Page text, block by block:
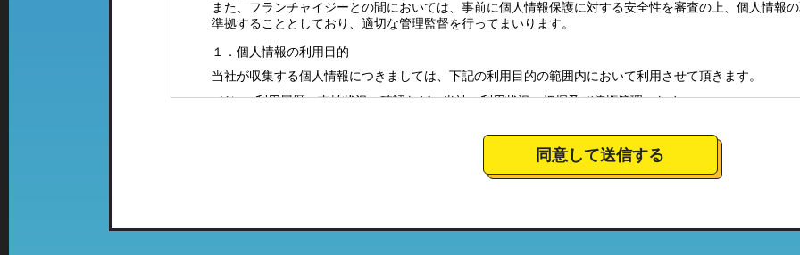
また、フランチャイジーとの間においては、事前に個人情報保護に対する安全性を審査の上、個人情報
準拠することとしており、適切な管理監督を行ってまいります。
１．個人情報の利用目的
当社が収集する個人情報につきましては、下記の利用目的の範囲内において利用させて頂きます。
（1）ご利用履歴・支払状況の確認など、当社の利用状況の把握及び債権管理のため
（3）お客様に有益と思われる当社のサービスの商品情報、イベント情報、新店情報等の郵送、配送（
（4）お問い合わせやご意見・ご要望に対応し、それらを会社運営全体に反映させるため
同意して送信する